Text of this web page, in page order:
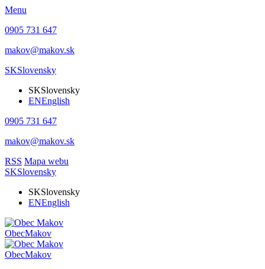
Menu
0905 731 647
makov@makov.sk
SKSlovensky
SKSlovensky
ENEnglish
0905 731 647
makov@makov.sk
RSS Mapa webu
SKSlovensky
SKSlovensky
ENEnglish
ObecMakov
ObecMakov